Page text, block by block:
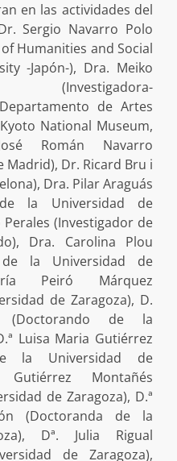
en las actividades del
Sergio Navarro Polo
Humanities and Social
-Japón-), Dra. Meiko
(Investigadora-
de Artes
National Museum,
Román Navarro
Dr. Ricard Bru i
Dra. Pilar Araguás
de la Universidad de
Perales (Investigador de
Dra. Carolina Plou
de la Universidad de
Peiró Márquez
de Zaragoza), D.
(Doctorando de la
Luisa Maria Gutiérrez
la Universidad de
Montañés
de Zaragoza), D.ª
(Doctoranda de la
Dª. Julia Rigual
de Zaragoza),